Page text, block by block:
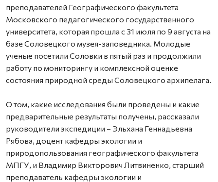
преподавателей Географического факультета
Московского педагогического государственного
университета, которая прошла с 31 июля по 9 августа на
базе Соловецкого музея-заповедника. Молодые
ученые посетили Соловки в пятый раз и продолжили
работу по мониторингу и комплексной оценке
состояния природной среды Соловецкого архипелага.
О том, какие исследования были проведены и какие
предварительные результаты получены, рассказали
руководители экспедиции – Эльхана Геннадьевна
Рябова, доцент кафедры экологии и
природопользования географического факультета
МПГУ, и Владимир Викторович Литвиненко, старший
преподаватель кафедры экологии и